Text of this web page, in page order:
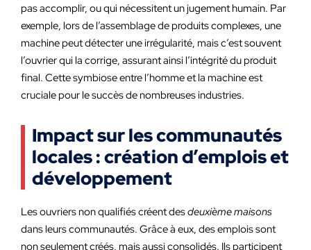
pas accomplir, ou qui nécessitent un jugement humain. Par
exemple, lors de l’assemblage de produits complexes, une
machine peut détecter une irrégularité, mais c’est souvent
l’ouvrier qui la corrige, assurant ainsi l’intégrité du produit
final. Cette symbiose entre l’homme et la machine est
cruciale pour le succès de nombreuses industries.
Impact sur les communautés
locales : création d’emplois et
développement
Les ouvriers non qualifiés créent desdeuxième maisons
dans leurs communautés. Grâce à eux, des emplois sont
non seulement créés, mais aussi consolidés. Ils participent